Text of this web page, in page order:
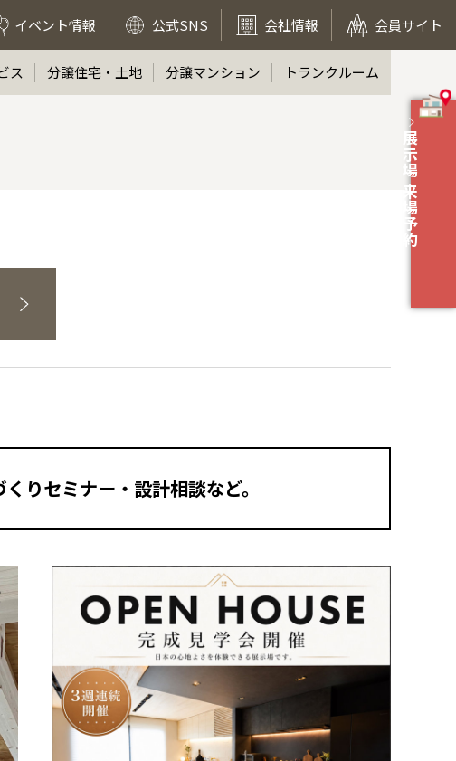
イベント情報 公式SNS 会社情報 会員サイト
展示場 来場予約
ス 分譲住宅・土地 分譲マンション トランクルーム
りセミナー・設計相談など。